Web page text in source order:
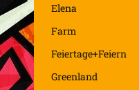
Elena
Farm
Feiertage+Feiern
Greenland